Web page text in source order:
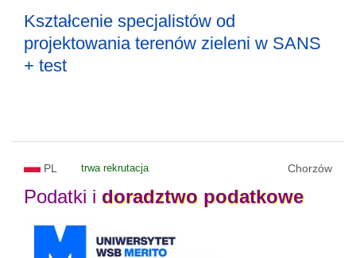
Kształcenie specjalistów od
projektowania terenów zieleni w SANS
+ test
PL trwa rekrutacja Chorzów
Podatki i doradztwo podatkowe